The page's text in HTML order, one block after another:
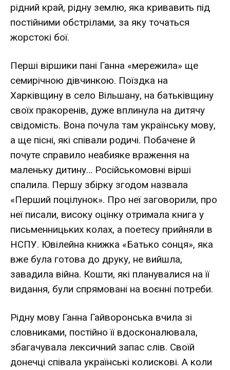
рідний край, рідну землю, яка кривавить під
постійними обстрілами, за яку точаться
жорстокі бої.
Перші віршики пані Ганна «мережила» ще
семирічною дівчинкою. Поїздка на
Харківщину в село Вільшану, на батьківщину
своїх пракоренів, дуже вплинула на дитячу
свідомість. Вона почула там українську мову,
а ще пісні, які співали родичі. Побачене й
почуте справило неабияке враження на
маленьку дитину… Російськомовні вірші
спалила. Першу збірку згодом назвала
«Перший поцілунок». Про неї заговорили, про
неї писали, високу оцінку отримала книга у
письменницьких колах, а поетесу прийняли в
НСПУ. Ювілейна книжка «Батько сонця», яка
вже була готова до друку, не вийшла,
завадила війна. Кошти, які планувалися на її
видання, були спрямовані на воєнні потреби.
Рідну мову Ганна Гайворонська вчила зі
словниками, постійно її вдосконалювала,
збагачувала лексичний запас слів. Своїй
донечці співала українські колискові. А коли